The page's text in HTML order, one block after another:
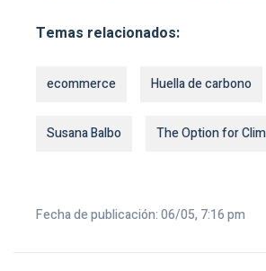
Temas relacionados:
ecommerce Huella de carbono
Susana Balbo The Option for
Fecha de publicación: 06/05, 7:16 pm